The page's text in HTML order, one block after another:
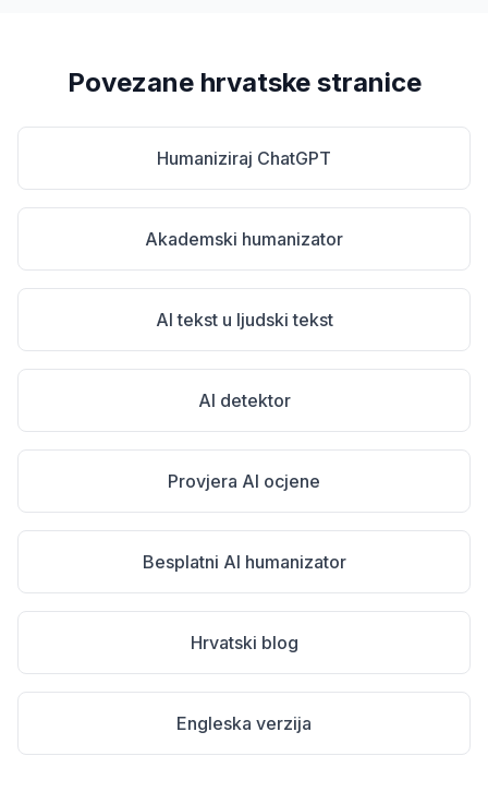
Povezane hrvatske stranice
Humaniziraj ChatGPT
Akademski humanizator
AI tekst u ljudski tekst
AI detektor
Provjera AI ocjene
Besplatni AI humanizator
Hrvatski blog
Engleska verzija